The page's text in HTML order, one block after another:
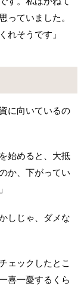
っていました。
れそうです」
に向いているの
始めると、大抵
か、下がってい
しじゃ、ダメな
ェックしたとこ
喜一憂するくら